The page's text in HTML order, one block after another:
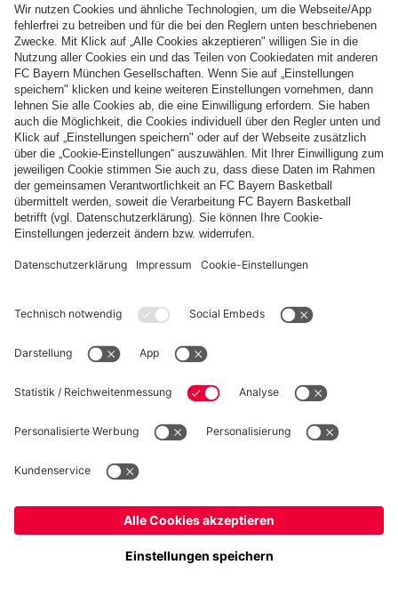
Zahlung & Lieferung
FC Bayern Store App
WIDERRUF
Datenschutz
Cookie Details
Preise inklusive MwSt. und zzgl. Versandkosten
© FC Bayern München AG
FC Bayern München AG, Säbener Str. 51-57, 81547 München
Ja,Österreich, um dorthin zu liefern!
Weltweit, um dorthin zu liefern!